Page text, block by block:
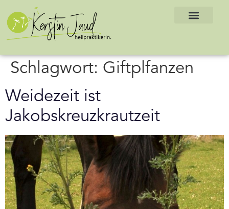
Schlagwort: Giftplfanzen
Weidezeit ist
Jakobskreuzkrautzeit